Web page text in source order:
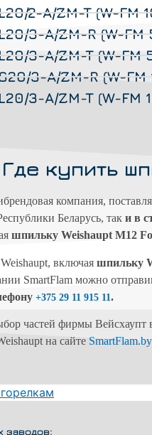
2-A/ZM-T (W-FM
3-A/ZM-R (W-FM
3-A/ZM-T (W-FM
3-A/ZM-R (W-FM
3-A/ZM-T (W-FM
Где купить
компания,
Беларусь, таки в
шпильку Weishaupt M12
включая шпильку
SmartFlam можно
+375 29 11 915 11.
частей фирмы Вейсхаупт в
на сайте SmartFlam.by
заводов: